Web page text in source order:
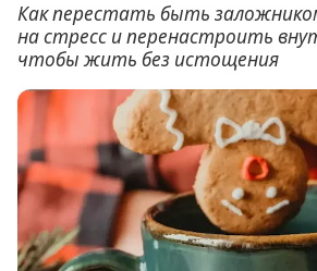
Как перестать быть
на стресс и перенастроить
чтобы жить без истощения